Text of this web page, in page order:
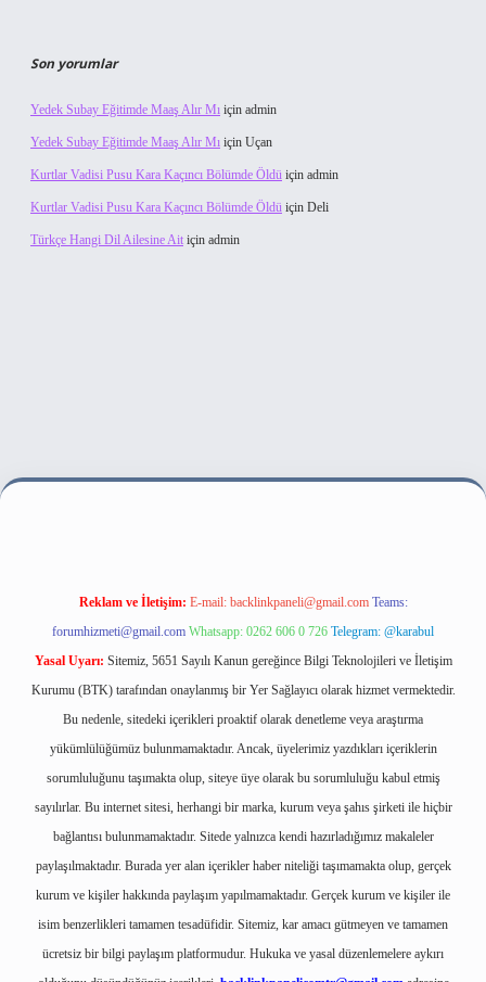
Son yorumlar
Yedek Subay Eğitimde Maaş Alır Mı için admin
Yedek Subay Eğitimde Maaş Alır Mı için Uçan
Kurtlar Vadisi Pusu Kara Kaçıncı Bölümde Öldü için admin
Kurtlar Vadisi Pusu Kara Kaçıncı Bölümde Öldü için Deli
Türkçe Hangi Dil Ailesine Ait için admin
Reklam ve İletişim: E-mail: backlinkpaneli@gmail.com Teams:
forumhizmeti@gmail.com Whatsapp: 0262 606 0 726 Telegram: @karabul
Yasal Uyarı: Sitemiz, 5651 Sayılı Kanun gereğince Bilgi Teknolojileri ve İletişim
Kurumu (BTK) tarafından onaylanmış bir Yer Sağlayıcı olarak hizmet vermektedir.
Bu nedenle, sitedeki içerikleri proaktif olarak denetleme veya araştırma
yükümlülüğümüz bulunmamaktadır. Ancak, üyelerimiz yazdıkları içeriklerin
sorumluluğunu taşımakta olup, siteye üye olarak bu sorumluluğu kabul etmiş
sayılırlar. Bu internet sitesi, herhangi bir marka, kurum veya şahıs şirketi ile hiçbir
bağlantısı bulunmamaktadır. Sitede yalnızca kendi hazırladığımız makaleler
paylaşılmaktadır. Burada yer alan içerikler haber niteliği taşımamakta olup, gerçek
kurum ve kişiler hakkında paylaşım yapılmamaktadır. Gerçek kurum ve kişiler ile
isim benzerlikleri tamamen tesadüfidir. Sitemiz, kar amacı gütmeyen ve tamamen
ücretsiz bir bilgi paylaşım platformudur. Hukuka ve yasal düzenlemelere aykırı